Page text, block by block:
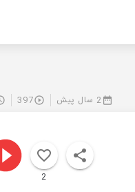
2 سال پیش 397
2